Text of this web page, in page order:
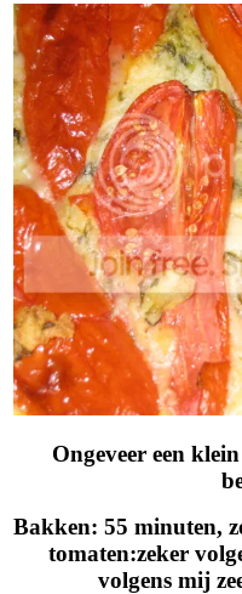
Ongeveer een
Bakken: 55 minuten,
tomaten:zeker
volgens mij